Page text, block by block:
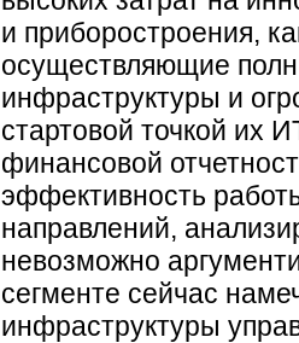
и приборостроения,
осуществляющие
инфраструктуры и
стартовой точкой их
финансовой
эффективность
направлений,
невозможно
сегменте сейчас
инфраструктуры